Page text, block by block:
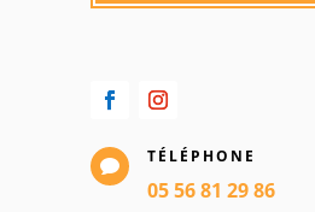
 TÉLÉPHONE
05 56 81 29 86